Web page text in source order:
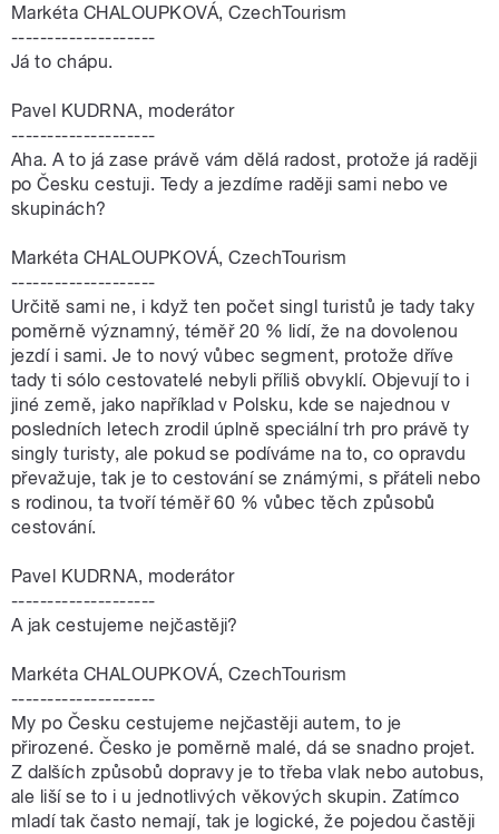
Markéta CHALOUPKOVÁ, CzechTourism
--------------------
Já to chápu.
Pavel KUDRNA, moderátor
--------------------
Aha. A to já zase právě vám dělá radost, protože já raději
po Česku cestuji. Tedy a jezdíme raději sami nebo ve
skupinách?
Markéta CHALOUPKOVÁ, CzechTourism
--------------------
Určitě sami ne, i když ten počet singl turistů je tady taky
poměrně významný, téměř 20 % lidí, že na dovolenou
jezdí i sami. Je to nový vůbec segment, protože dříve
tady ti sólo cestovatelé nebyli příliš obvyklí. Objevují to i
jiné země, jako například v Polsku, kde se najednou v
posledních letech zrodil úplně speciální trh pro právě ty
singly turisty, ale pokud se podíváme na to, co opravdu
převažuje, tak je to cestování se známými, s přáteli nebo
s rodinou, ta tvoří téměř 60 % vůbec těch způsobů
cestování.
Pavel KUDRNA, moderátor
--------------------
A jak cestujeme nejčastěji?
Markéta CHALOUPKOVÁ, CzechTourism
--------------------
My po Česku cestujeme nejčastěji autem, to je
přirozené. Česko je poměrně malé, dá se snadno projet.
Z dalších způsobů dopravy je to třeba vlak nebo autobus,
ale liší se to i u jednotlivých věkových skupin. Zatímco
mladí tak často nemají, tak je logické, že pojedou častěji